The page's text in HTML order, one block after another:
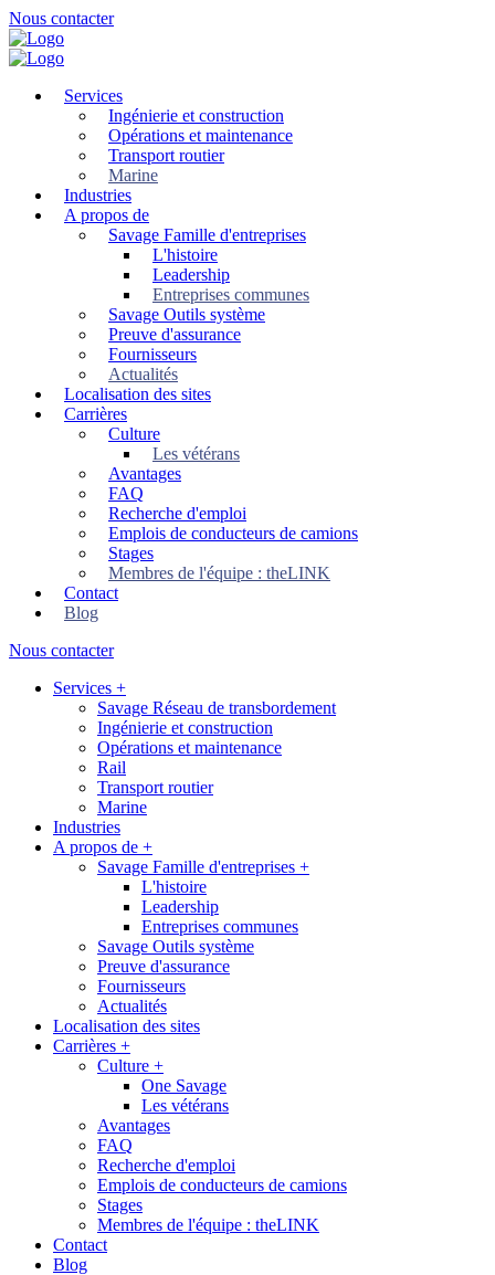
Skip
to
main
Nous contacter
Services
Ingénierie et construction
Opérations et maintenance
Transport routier
Marine
Industries
A propos de
Savage Famille d'entreprises
L'histoire
Leadership
Entreprises communes
Savage Outils système
Preuve d'assurance
Fournisseurs
Actualités
Localisation des sites
Carrières
Culture
Les vétérans
Avantages
FAQ
Recherche d'emploi
Emplois de conducteurs de camions
Stages
Membres de l'équipe : theLINK
Contact
Blog
Nous contacter
Services +
Savage Réseau de transbordement
Ingénierie et construction
Opérations et maintenance
Rail
Transport routier
Marine
Industries
A propos de +
Savage Famille d'entreprises +
L'histoire
Leadership
Entreprises communes
Savage Outils système
Preuve d'assurance
Fournisseurs
Actualités
Localisation des sites
Carrières +
Culture +
One Savage
Les vétérans
Avantages
FAQ
Recherche d'emploi
Emplois de conducteurs de camions
Stages
Membres de l'équipe : theLINK
Contact
Blog